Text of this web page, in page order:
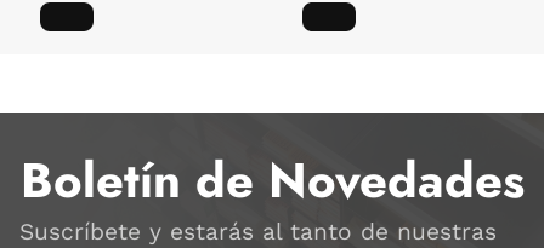
Boletín de Novedades
Suscríbete y estarás al tanto de nuestras